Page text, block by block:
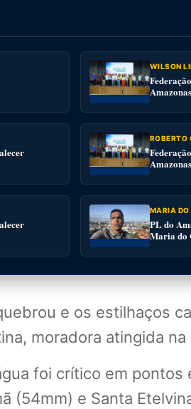
WILSON
Amazonas
ROBERTO
Amazonas
MARIA DO
PL do
Maria do
e os estilhaços
moradora atingida
foi crítico em
(54mm) e Santa